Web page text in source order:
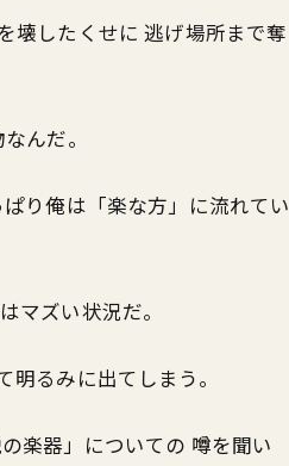
壊したくせに 逃げ場所まで奪
んだ。
り俺は「楽な方」に流れてい
マズい状況だ。
るみに出てしまう。
楽器」についての 噂を聞い